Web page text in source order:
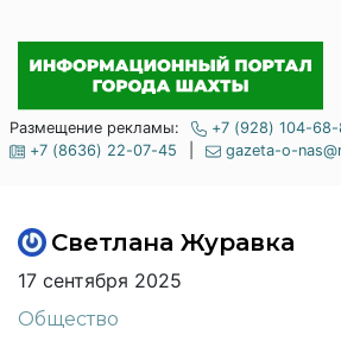
Размещение рекламы: +7 (928) 104-
+7 (8636) 22-07-45
gazeta-o-
Светлана Журавка
17 сентября 2025
Общество